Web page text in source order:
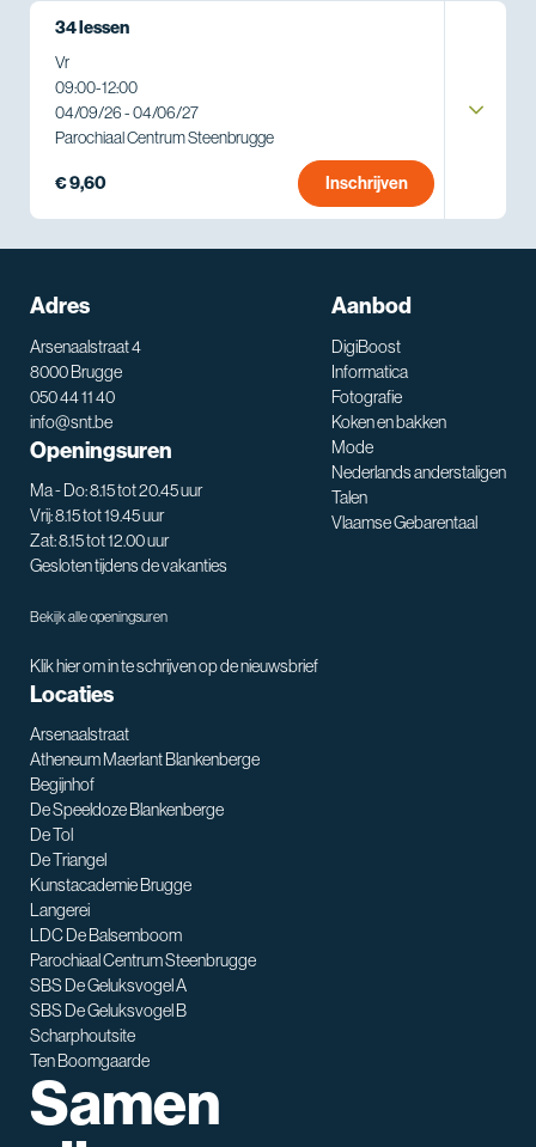
34 lessen
Vr
09:00-12:00
04/09/26 - 04/06/27
Parochiaal Centrum Steenbrugge
€ 9,60 Inschrijven
Adres
Arsenaalstraat 4
8000 Brugge
050 44 11 40
info@snt.be
Openingsuren
Ma - Do: 8.15 tot 20.45 uur
Vrij: 8.15 tot 19.45 uur
Zat: 8.15 tot 12.00 uur
Gesloten tijdens de vakanties
Bekijk alle openingsuren
Klik hier om in te schrijven op de nieuwsbrief
Aanbod
DigiBoost
Informatica
Fotografie
Koken en bakken
Mode
Nederlands anderstaligen
Talen
Vlaamse Gebarentaal
Locaties
Arsenaalstraat
Atheneum Maerlant Blankenberge
Begijnhof
De Speeldoze Blankenberge
De Tol
De Triangel
Kunstacademie Brugge
Langerei
LDC De Balsemboom
Parochiaal Centrum Steenbrugge
SBS De Geluksvogel A
SBS De Geluksvogel B
Scharphoutsite
Ten Boomgaarde
Samen
SNT assistent
Waarmee kan ik je helpen?